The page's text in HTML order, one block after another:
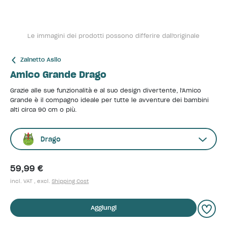
Le immagini dei prodotti possono differire dall'originale
Zainetto Asilo
Amico Grande Drago
Grazie alle sue funzionalità e al suo design divertente, l'Amico
Grande è il compagno ideale per tutte le avventure dei bambini
alti circa 90 cm o più.
Drago
59,99 €
incl. VAT , excl. Shipping Cost
Aggiungi